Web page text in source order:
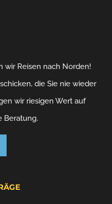
wir Reisen nach Norden!
die Sie nie wieder
wir riesigen Wert auf
Beratung.